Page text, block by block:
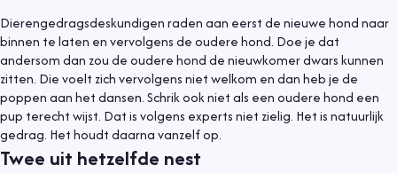
Dierengedragsdeskundigen raden aan eerst de nieuwe hond naar
binnen te laten en vervolgens de oudere hond. Doe je dat
andersom dan zou de oudere hond de nieuwkomer dwars kunnen
zitten. Die voelt zich vervolgens niet welkom en dan heb je de
poppen aan het dansen. Schrik ook niet als een oudere hond een
pup terecht wijst. Dat is volgens experts niet zielig. Het is natuurlijk
gedrag. Het houdt daarna vanzelf op.
Twee uit hetzelfde nest